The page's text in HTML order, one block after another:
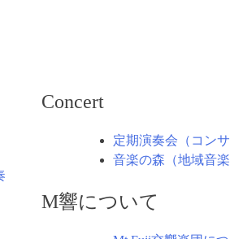
Concert
定期演奏会（コンサ
音楽の森（地域音
M響について